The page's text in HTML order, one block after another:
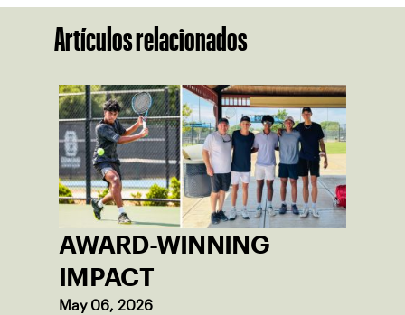
Artículos relacionados
AWARD-WINNING
IMPACT
May 06, 2026